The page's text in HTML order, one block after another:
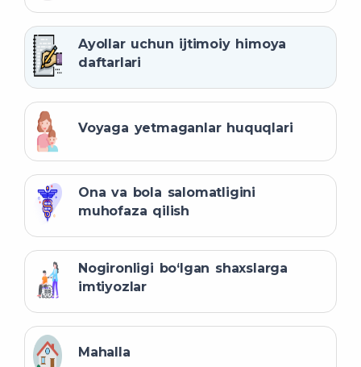
Ayollar uchun ijtimoiy himoya
daftarlari
Voyaga yetmaganlar huquqlari
Ona va bola salomatligini
muhofaza qilish
Nogironligi bo‘lgan shaxslarga
imtiyozlar
Mahalla